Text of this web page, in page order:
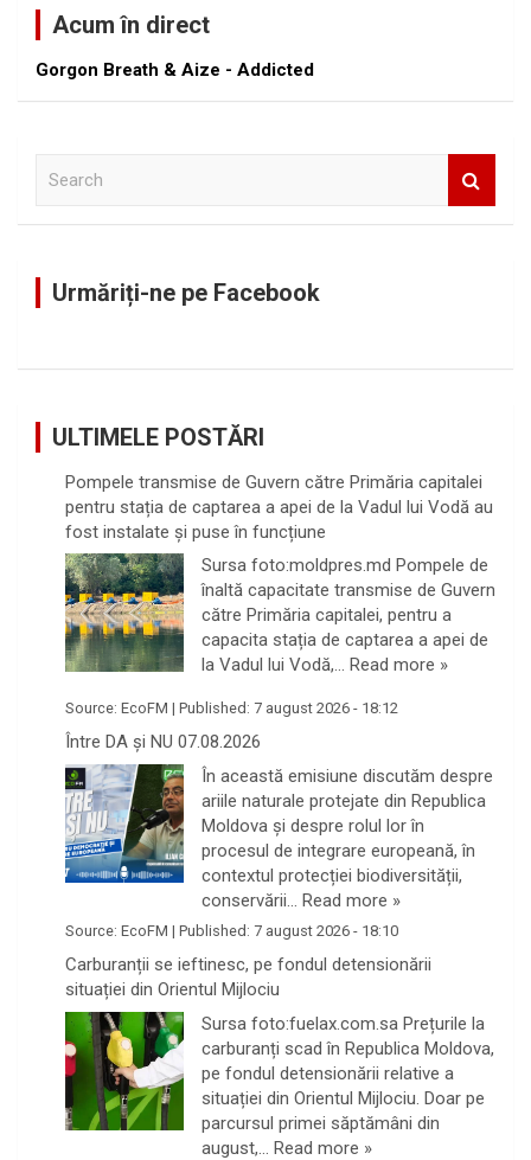
Acum în direct
Gorgon Breath & Aize - Addicted
Urmăriți-ne pe Facebook
ULTIMELE POSTĂRI
Pompele transmise de Guvern către Primăria capitalei
pentru stația de captarea a apei de la Vadul lui Vodă au
fost instalate și puse în funcțiune
Sursa foto:moldpres.md Pompele de
înaltă capacitate transmise de Guvern
către Primăria capitalei, pentru a
capacita stația de captarea a apei de
la Vadul lui Vodă,… Read more »
Source: EcoFM | Published: 7 august 2026 - 18:12
Între DA și NU 07.08.2026
În această emisiune discutăm despre
ariile naturale protejate din Republica
Moldova și despre rolul lor în
procesul de integrare europeană, în
contextul protecției biodiversității,
conservării… Read more »
Source: EcoFM | Published: 7 august 2026 - 18:10
Carburanții se ieftinesc, pe fondul detensionării
situației din Orientul Mijlociu
Sursa foto:fuelax.com.sa Prețurile la
carburanți scad în Republica Moldova,
pe fondul detensionării relative a
situației din Orientul Mijlociu. Doar pe
parcursul primei săptămâni din
august,… Read more »